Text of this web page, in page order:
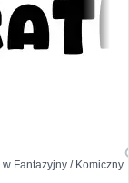
w Fantazyjny / Komiczny